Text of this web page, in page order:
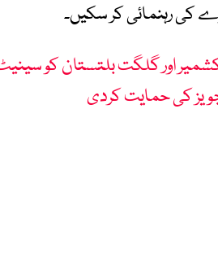
کی رہنمائی کر سکیں۔
اور گلگت بلتستان کو
کی حمایت کردی